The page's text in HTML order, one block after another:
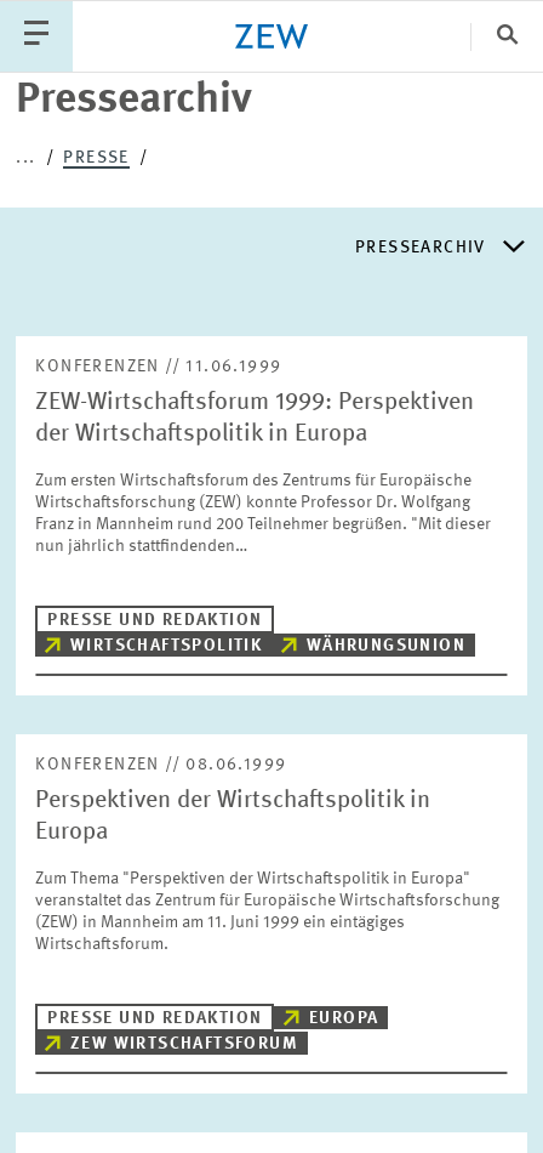
Pressearchiv
... PRESSE
PRESSEARCHIV
PRESSEVERTEILER
EXPERTENLISTE
ZEW IN DEN MEDIEN
JAHRESBERICHT
KONFERENZEN // 11.06.1999
ZEW-Wirtschaftsforum 1999: Perspektiven
der Wirtschaftspolitik in Europa
Zum ersten Wirtschaftsforum des Zentrums für Europäische
Wirtschaftsforschung (ZEW) konnte Professor Dr. Wolfgang
Franz in Mannheim rund 200 Teilnehmer begrüßen. "Mit dieser
nun jährlich stattfindenden…
PRESSE UND REDAKTION
WIRTSCHAFTSPOLITIK
WÄHRUNGSUNION
KONFERENZEN // 08.06.1999
Perspektiven der Wirtschaftspolitik in
Europa
Zum Thema "Perspektiven der Wirtschaftspolitik in Europa"
veranstaltet das Zentrum für Europäische Wirtschaftsforschung
(ZEW) in Mannheim am 11. Juni 1999 ein eintägiges
Wirtschaftsforum.
PRESSE UND REDAKTION
EUROPA
ZEW WIRTSCHAFTSFORUM